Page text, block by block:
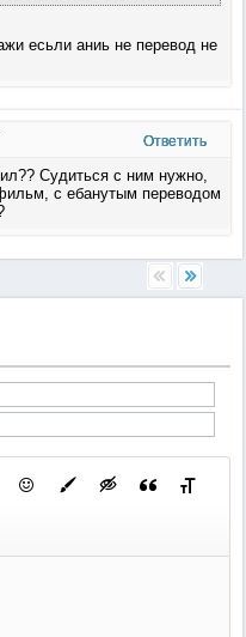
есьли аниь не перевод не
Ответить
Судиться с ним нужно,
с ебанутым переводом